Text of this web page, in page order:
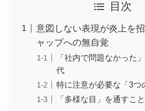
目次
意図しない表現が炎上を
ャップへの無自覚
「社内で問題なかった
代
特に注意が必要な「3つ
「多様な目」を通すこ